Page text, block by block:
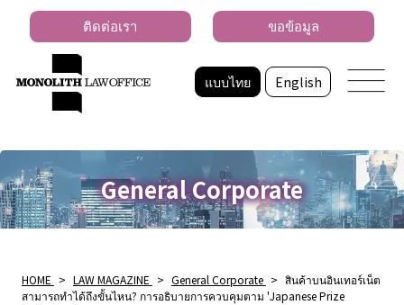
แบบไทย English
ติดต่อเรา ขอข้อมูล
General Corporate
HOME > LAW MAGAZINE > General Corporate > สินค้าบนอินเทอร์เน็ต
สามารถทำได้ถึงขั้นไหน? การอธิบายการควบคุมตาม 'Japanese Prize